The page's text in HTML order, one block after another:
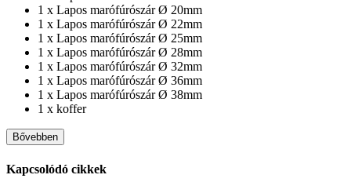
1 x Lapos marófúrószár Ø 20mm
1 x Lapos marófúrószár Ø 22mm
1 x Lapos marófúrószár Ø 25mm
1 x Lapos marófúrószár Ø 28mm
1 x Lapos marófúrószár Ø 32mm
1 x Lapos marófúrószár Ø 36mm
1 x Lapos marófúrószár Ø 38mm
1 x koffer
Bővebben
Kapcsolódó cikkek